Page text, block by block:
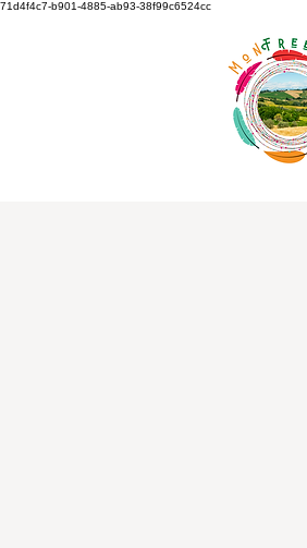
71d4f4c7-b901-4885-ab93-38f99c6524cc